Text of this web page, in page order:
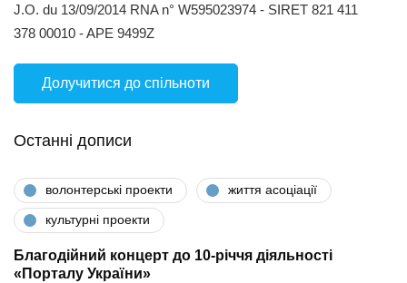
J.O. du 13/09/2014 RNA n° W595023974 - SIRET 821 411
378 00010 - APE 9499Z
Долучитися до спільноти
Останні дописи
волонтерські проекти життя асоціації
культурні проекти
Благодійний концерт до 10-річчя діяльності
«Порталу України»